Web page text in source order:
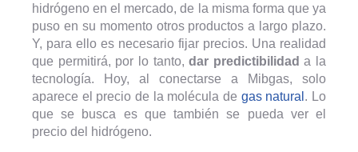
hidrógeno en el mercado, de la misma forma que ya
puso en su momento otros productos a largo plazo.
Y, para ello es necesario fijar precios. Una realidad
que permitirá, por lo tanto,dar predictibilidada la
tecnología. Hoy, al conectarse a Mibgas, solo
aparece el precio de la molécula de gas natural . Lo
que se busca es que también se pueda ver el
precio del hidrógeno.